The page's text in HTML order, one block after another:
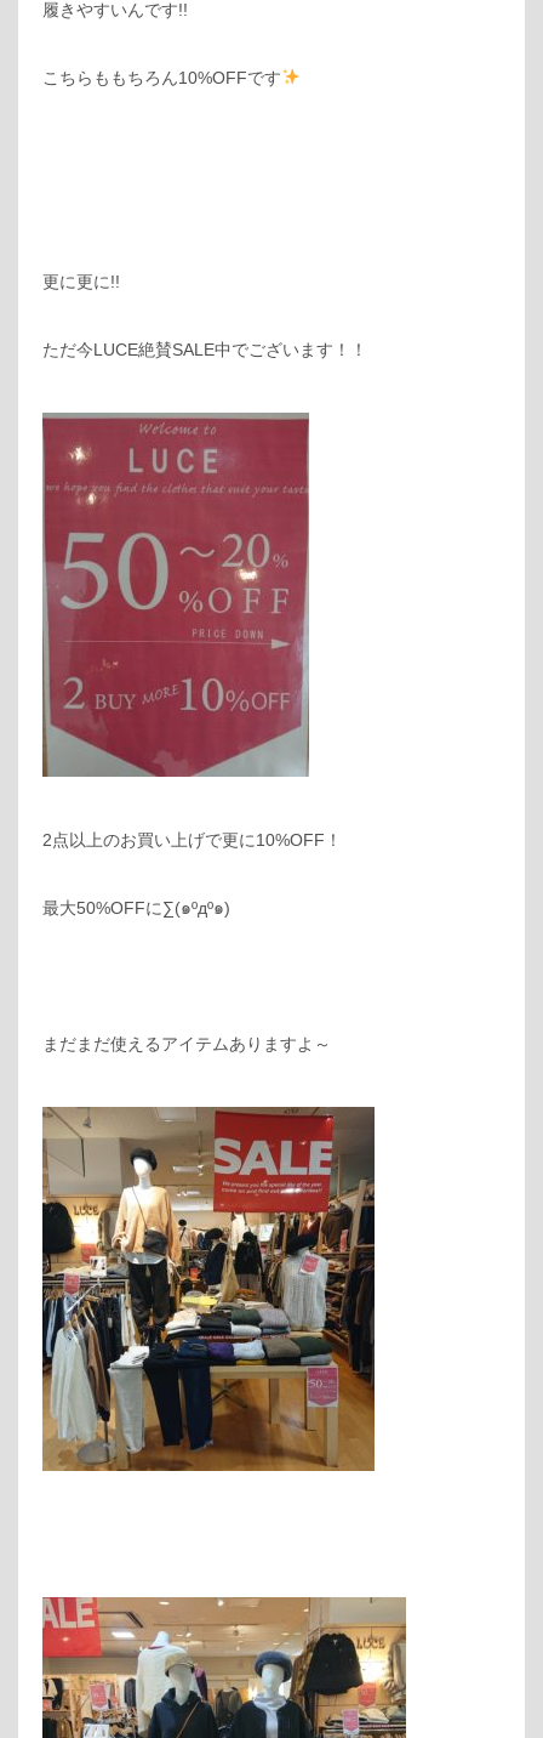
履きやすいんです!!
こちらももちろん10%OFFです
更に更に!!
ただ今LUCE絶賛SALE中でございます！！
2点以上のお買い上げで更に10%OFF！
最大50%OFFに∑(๑ºдº๑)
まだまだ使えるアイテムありますよ～